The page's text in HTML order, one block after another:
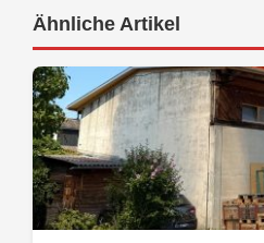
Ähnliche Artikel